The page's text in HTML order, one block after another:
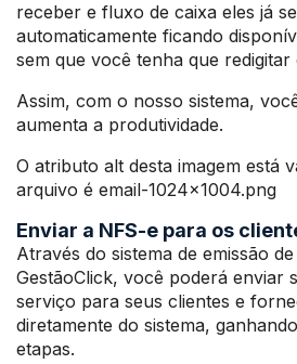
receber e fluxo de caixa eles já
automaticamente ficando
sem que você tenha que redigitar
Assim, com o nosso sistema,
aumenta a produtividade.
O atributo alt desta imagem está
arquivo é email-1024×1004.png
Enviar a NFS-e para os
Através do sistema de emissão
GestãoClick, você poderá enviar
serviço para seus clientes e
diretamente do sistema,
etapas.